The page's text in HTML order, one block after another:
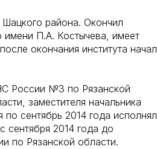
района. Окончил
имени П.А. Костычева, имеет
окончания института начал
России №3 по Рязанской
заместителя начальника
сентябрь 2014 года исполнял
сентября 2014 года до
по Рязанской области.